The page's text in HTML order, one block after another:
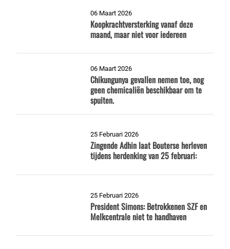
06 Maart 2026
Koopkrachtversterking vanaf deze
maand, maar niet voor iedereen
06 Maart 2026
Chikungunya gevallen nemen toe, nog
geen chemicaliën beschikbaar om te
spuiten.
25 Februari 2026
Zingende Adhin laat Bouterse herleven
tijdens herdenking van 25 februari:
25 Februari 2026
President Simons: Betrokkenen SZF en
Melkcentrale niet te handhaven